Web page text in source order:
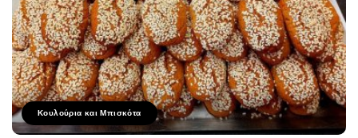
Κουλούρια και Μπισκότα